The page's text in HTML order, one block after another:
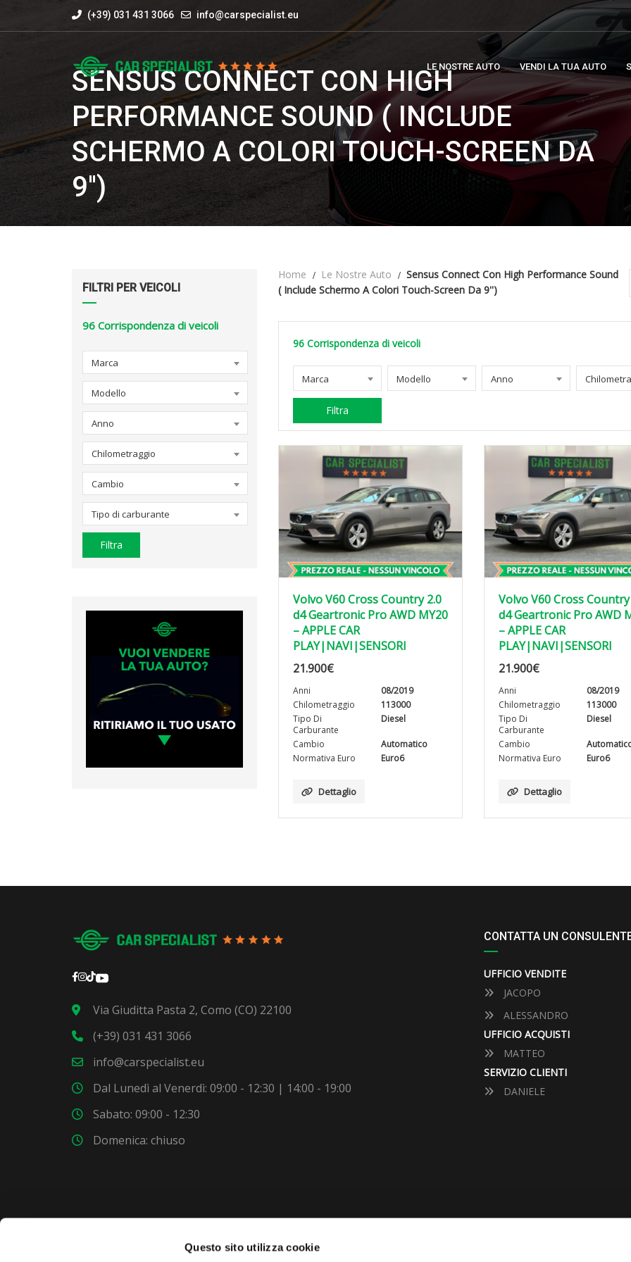
Questo sito utilizza cookie
(+39) 031 431 3066 info@carspecialist.eu
LE NOSTRE AUTO VENDI LA TUA AUTO
SENSUS CONNECT CON HIGH
PERFORMANCE SOUND ( INCLUDE
SCHERMO A COLORI TOUCH-SCREEN DA
9'')
FILTRI PER VEICOLI
96 Corrispondenza di veicoli
Marca
Modello
Anno
Chilometraggio
Cambio
Tipo di carburante
Filtra
Home Le Nostre Auto
Sensus Connect Con High Performance Sound
( Include Schermo A Colori Touch-Screen Da 9'')
96 Corrispondenza di veicoli
Marca Modello Anno
Filtra
Volvo V60 Cross Country 2.0
d4 Geartronic Pro AWD MY20
– APPLE CAR
PLAY|NAVI|SENSORI
21.900€
Anni
08/2019
Chilometraggio
113000
Tipo Di
Carburante
Diesel
Cambio
Automatico
Normativa Euro
Euro6
Dettaglio
Volvo V60 Cross Country
d4 Geartronic Pro AWD
– APPLE CAR
PLAY|NAVI|SENSORI
21.900€
Anni
08/2019
Chilometraggio
113000
Tipo Di
Carburante
Diesel
Cambio
Normativa Euro
Euro6
Dettaglio
Via Giuditta Pasta 2, Como (CO) 22100
(+39) 031 431 3066
info@carspecialist.eu
Dal Lunedì al Venerdì: 09:00 - 12:30 | 14:00 - 19:00
Sabato: 09:00 - 12:30
Domenica: chiuso
CONTATTA UN
UFFICIO VENDITE
JACOPO
ALESSANDRO
UFFICIO ACQUISTI
MATTEO
SERVIZIO CLIENTI
DANIELE
VUOI COMPRARE UNA NUOVA AUTO?